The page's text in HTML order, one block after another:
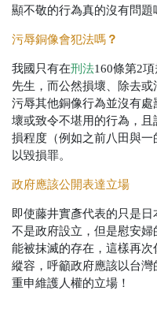
顯不敬的行為真的沒有問題
污辱銅像會犯法嗎 ？
我國只有在刑法160條第2
先生，而公然損壞、除去
污辱其他銅像行為並沒有
壞或致令不堪用的行為，
損程度（例如之前八田與
以毀損罪。
政府應該公開表達立場
即使藤井實彥代表的只是
不是政府設立，但是慰安
能被抹滅的存在，這樣再
縱容，呼籲政府應該以台灣
重申維護人權的立場！